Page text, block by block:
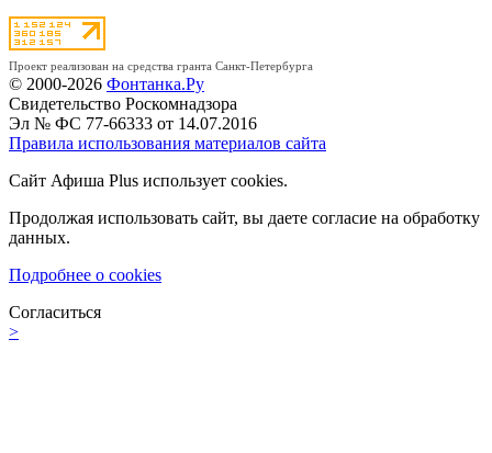
Проект реализован на средства гранта Санкт-Петербурга
© 2000-2026 Фонтанка.Ру
Свидетельство Роскомнадзора
Эл № ФС 77-66333 от 14.07.2016
Правила использования материалов сайта
Сайт Афиша Plus использует cookies.
Продолжая использовать сайт, вы даете согласие на обработку
данных.
Подробнее о cookies
Согласиться
>